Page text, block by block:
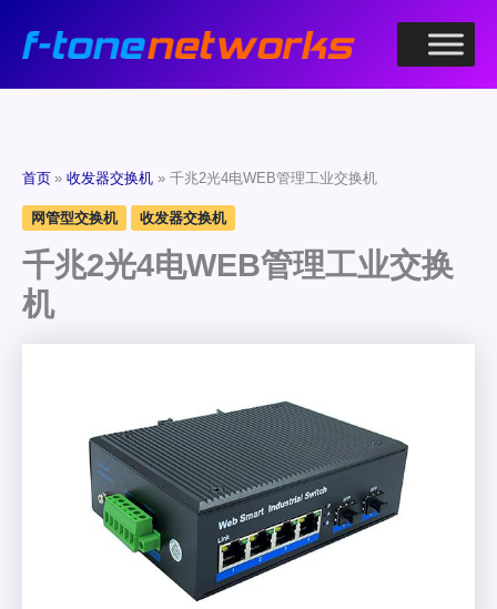
首页 收发器交换机 千兆2光4电WEB管理工业交换机
网管型交换机 收发器交换机
千兆2光4电WEB管理工业交换
机